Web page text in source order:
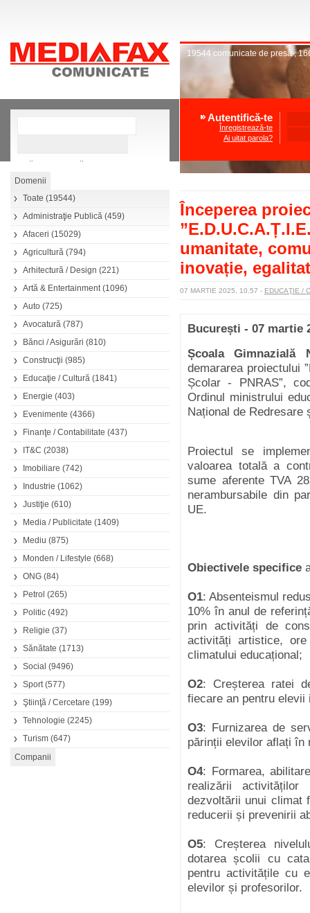
Căutare avansată
Toate (19544)
Administraţie Publică (459)
Afaceri (15029)
Agricultură (794)
Arhitectură / Design (221)
Artă & Entertainment(1096)
Auto (725)
Avocatură (787)
Bănci / Asigurări (810)
Construcţii (985)
Educaţie / Cultură (1841)
Energie (403)
Evenimente (4366)
Finanţe / Contabilitate (437)
IT&C (2038)
Imobiliare (742)
Industrie (1062)
Justiţie (610)
Media / Publicitate (1409)
Mediu (875)
Monden / Lifestyle (668)
ONG (84)
Petrol (265)
Politic (492)
Religie (37)
Sănătate (1713)
Social (9496)
Sport(577)
Ştiinţă / Cercetare (199)
Tehnologie (2245)
Turism (647)
19544 comunicate de presă,
Autentifică-te
Înregistrează-te
Ai uitat parola?
Începerea
umanitate,
inovație,
07 MARTIE 2025, 10.57 - EDUCAŢIE /
București - 07 martie
Școala Gimnazială
demararea proiectului
Școlar - PNRAS”,
Ordinul ministrului
Național de Redresare
Proiectul se
valoarea totală a
sume aferente TVA
nerambursabile din
UE.
Obiectivele specifice
O1: Absenteismul
10% în anul de
prin activități de
activități artistice,
climatului educațional;
O2: Creșterea ratei
fiecare an pentru
O3: Furnizarea de
părinții elevilor aflați în
O4: Formarea,
realizării
dezvoltării unui climat
reducerii și prevenirii
O5: Creșterea
dotarea școlii cu
pentru activitățile cu
elevilor și profesorilor.